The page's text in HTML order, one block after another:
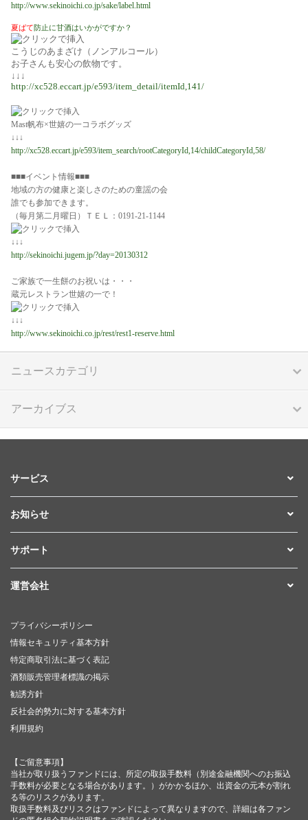
http://www.sekinoichi.co.jp/sake/label.html
夏ばて防止に甘酒はいかがですか？
こうじのあまざけ（ノンアルコール）
お子さんも安心の飲物です。
↓↓↓
http://xc528.eccart.jp/e593/item_detail/itemId,141/
Mast帆布×世嬉の一コラボグッズ
↓↓↓
http://xc528.eccart.jp/e593/item_search/rootCategoryId,14/childCategoryId,58/
■■■イベント情報■■■
地域の方の健康と楽しさのための童謡の会
誰でも参加できます。
（毎月第二月曜日）ＴＥＬ：0191-21-1144
↓↓↓
http://sekinoichi.jugem.jp/?day=20130312
ご家族で一生餅のお祝いは・・・
蔵元レストラン世嬉の一で！
↓↓↓
http://www.sekinoichi.co.jp/rest/rest1-reserve.html
ニュースカテゴリ
アーカイブス
サービス
お知らせ
サポート
運営会社
プライバシーポリシー
情報セキュリティ基本方針
特定商取引法に基づく表記
酒類販売管理者標識の掲示
勧誘方針
反社会的勢力に対する基本方針
利用規約
【ご留意事項】
当社が取り扱うファンドには、所定の取扱手数料（別途金融機関へのお振込
手数料が必要となる場合があります。）がかかるほか、出資金の元本が割れ
る等のリスクがあります。
取扱手数料及びリスクはファンドによって異なりますので、詳細は各ファン